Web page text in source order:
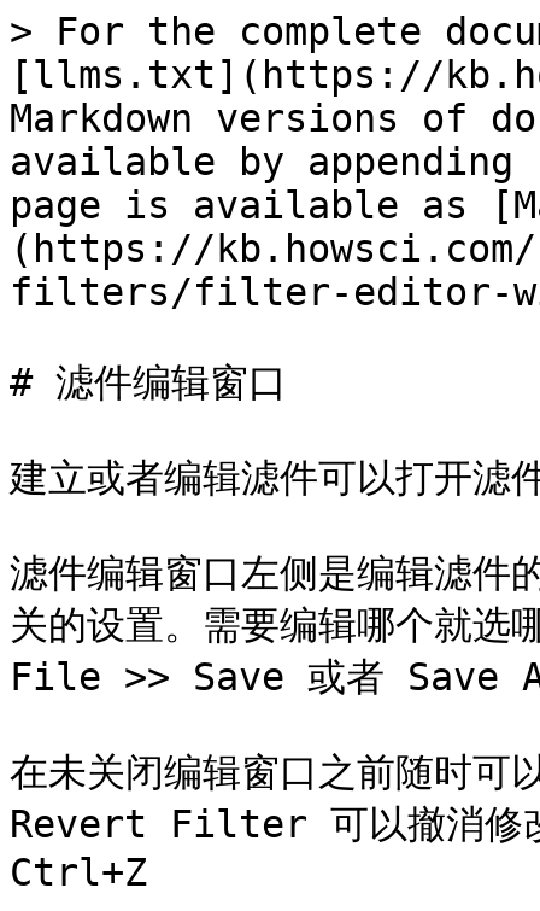
> For the complete
[llms.txt](https://
Markdown versions of
available by
page is available as
(https://
filters/filter-editor-
# 滤件编辑窗口
建立或者编辑滤件可以打开滤
滤件编辑窗口左侧是编辑滤件
关的设置。需要编辑哪个就选
File >> Save 或者 Save
在未关闭编辑窗口之前随时
Revert Filter 可以撤消修改
Ctrl+Z